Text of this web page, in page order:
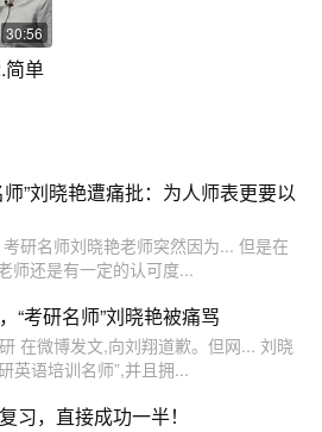
30:56
简单
”刘晓艳遭痛批：为人师表更要以
研名师刘晓艳老师突然因为... 但是在
师还是有一定的认可度...
“考研名师”刘晓艳被痛骂
在微博发文,向刘翔道歉。但网... 刘晓
英语培训名师”,并且拥...
习，直接成功一半！